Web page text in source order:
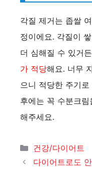
각질 제거는 좁쌀
정이에요. 각질이
더 심해질 수 있거
가 적당해요. 너무
으니 적당한 주기
후에는 꼭 수분크
해주세요.
카
테
건강/다이어트
다이어트로도